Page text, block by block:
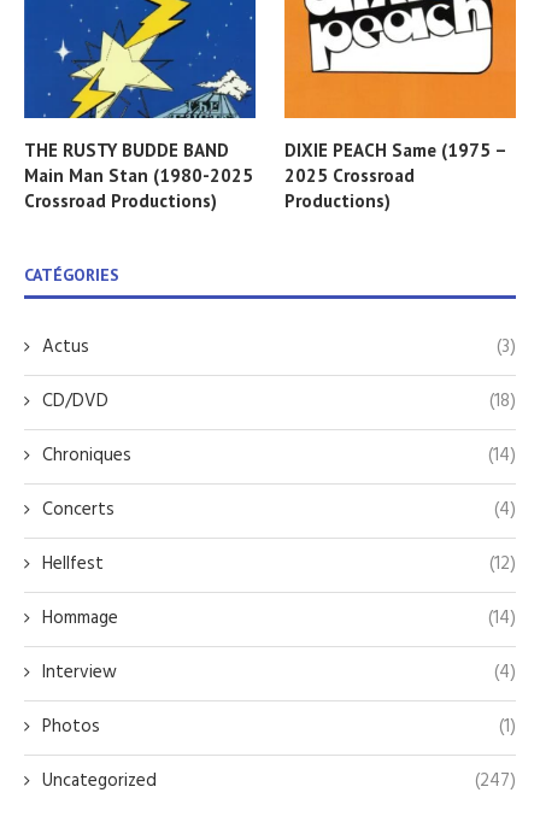
THE RUSTY BUDDE BAND
Main Man Stan (1980-2025
Crossroad Productions)
DIXIE PEACH Same (1975 –
2025 Crossroad
Productions)
CATÉGORIES
Actus
(3)
CD/DVD
(18)
Chroniques
(14)
Concerts
(4)
Hellfest
(12)
Hommage
(14)
Interview
(4)
Photos
(1)
Uncategorized
(247)